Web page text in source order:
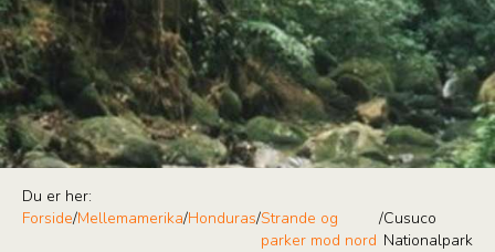
Du er her:
Forside/Mellemamerika/Honduras/Strande og
parker mod nord
/Cusuco
Nationalpark